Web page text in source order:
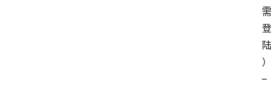
需
登
陆
）
–